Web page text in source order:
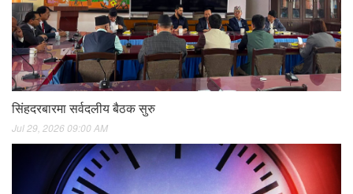
सिंहदरबारमा सर्वदलीय बैठक सुरु
Jul 29, 2026 09:00 AM